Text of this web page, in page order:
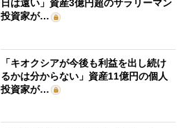
日は遠い」資産3億円超のサラリーマン
投資家が…
「キオクシアが今後も利益を出し続け
るかは分からない」資産11億円の個人
投資家が…